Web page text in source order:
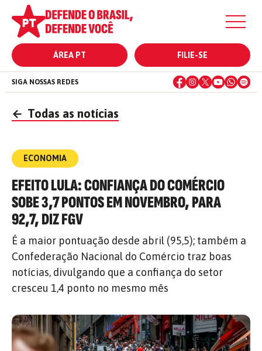
ÁREA PT FILIE-SE
SIGA NOSSAS REDES
← Todas as notícias
ECONOMIA
EFEITO LULA: CONFIANÇA DO COMÉRCIO
SOBE 3,7 PONTOS EM NOVEMBRO, PARA
92,7, DIZ FGV
É a maior pontuação desde abril (95,5); também a
Confederação Nacional do Comércio traz boas
notícias, divulgando que a confiança do setor
cresceu 1,4 ponto no mesmo mês